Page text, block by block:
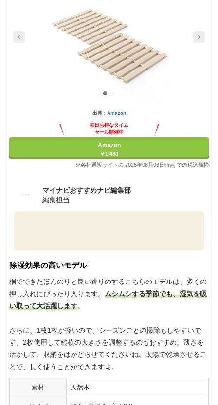
出典： Amazon
毎日お得なタイム
セール開催中
Amazon
￥1,480
※各社通販サイトの 2025年08月06日時点 での税込価格
マイナビおすすめナビ編集部
編集担当
除湿効果の高いモデル
桐でできたほんのりと良い香りのするこちらのモデルは、多くの
押し入れにぴったり入ります。 ムシムシする季節でも、湿気を吸
い取って大活躍します。
さらに、1枚1枚が軽いので、シーズンごとの掃除もしやすいで
す。2枚使用して縦横の大きさを調整するのもおすすめ。薄さを
活かして、収納をはかどらせてくださいね。太陽で乾燥させるこ
とで、長く使うことができますよ。
素材 天然木